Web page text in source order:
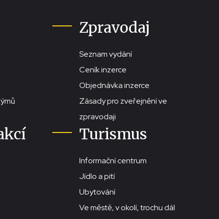
Zpravodaj
Seznam vydání
Ceník inzerce
Objednávka inzerce
Zásady pro zveřejnění ve
zpravodaji
Turismus
Informační centrum
Jídlo a pití
Ubytování
Ve městě, v okolí, trochu dál